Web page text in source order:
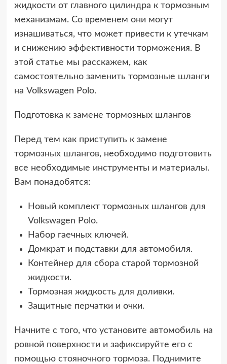
жидкости от главного цилиндра к тормозным
механизмам. Со временем они могут
изнашиваться, что может привести к утечкам
и снижению эффективности торможения. В
этой статье мы расскажем, как
самостоятельно заменить тормозные шланги
на Volkswagen Polo.
Подготовка к замене тормозных шлангов
Перед тем как приступить к замене
тормозных шлангов, необходимо подготовить
все необходимые инструменты и материалы.
Вам понадобятся:
Новый комплект тормозных шлангов для
Volkswagen Polo.
Набор гаечных ключей.
Домкрат и подставки для автомобиля.
Контейнер для сбора старой тормозной
жидкости.
Тормозная жидкость для доливки.
Защитные перчатки и очки.
Начните с того, что установите автомобиль на
ровной поверхности и зафиксируйте его с
помощью стояночного тормоза. Поднимите